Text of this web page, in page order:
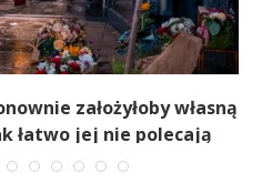
założyłoby własną
łatwo jej nie polecają